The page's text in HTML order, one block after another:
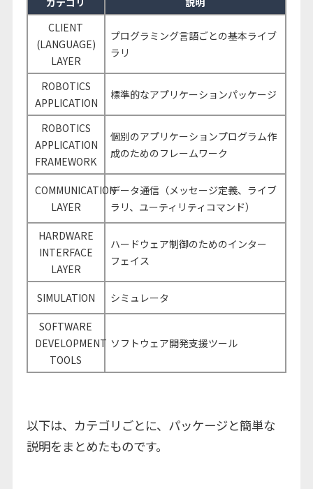
CLIENT
(LANGUAGE)
LAYER
プログラミング言語ごとの基本ライブ
ラリ
ROBOTICS
APPLICATION
標準的なアプリケーションパッケージ
ROBOTICS
APPLICATION
FRAMEWORK
個別のアプリケーションプログラム作
成のためのフレームワーク
COMMUNICATION
LAYER
データ通信（メッセージ定義、ライブ
ラリ、ユーティリティコマンド）
HARDWARE
INTERFACE
LAYER
ハードウェア制御のためのインター
フェイス
SIMULATION シミュレータ
SOFTWARE
DEVELOPMENT
TOOLS
ソフトウェア開発支援ツール
以下は、カテゴリごとに、パッケージと簡単な
説明をまとめたものです。